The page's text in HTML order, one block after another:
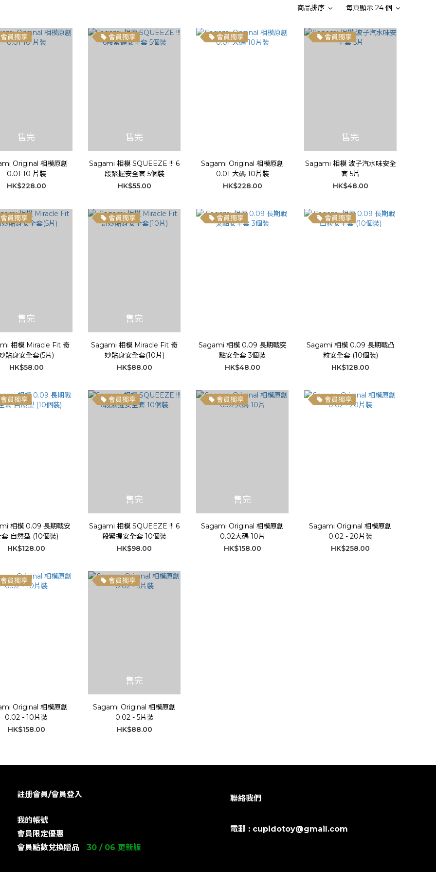
商品排序 每頁顯示 24 個
會員獨享
售完
Original 相模原創
0.01 10 片裝
HK$228.00
會員獨享
售完
Sagami 相模 SQUEEZE !!! 6
段緊握安全套 5個裝
HK$55.00
會員獨享
Sagami Original 相模原創
0.01 大碼 10片裝
HK$228.00
會員獨享
售完
Sagami 相模 波子汽水味安全
套 5片
HK$48.00
會員獨享
售完
相模 Miracle Fit 奇
貼身安全套(5片)
HK$58.00
會員獨享
售完
Sagami 相模 Miracle Fit 奇
妙貼身安全套(10片)
HK$88.00
會員獨享
Sagami 相模 0.09 長期戰突
點安全套 3個裝
HK$48.00
會員獨享
Sagami 相模 0.09 長期戰凸
粒安全套 (10個裝)
HK$128.00
會員獨享
相模 0.09 長期戰安
自然型 (10個裝)
HK$128.00
會員獨享
售完
Sagami 相模 SQUEEZE !!! 6
段緊握安全套 10個裝
HK$98.00
會員獨享
售完
Sagami Original 相模原創
0.02大碼 10片
HK$158.00
會員獨享
Sagami Original 相模原創
0.02 - 20片裝
HK$258.00
會員獨享
Original 相模原創
0.02 - 10片裝
HK$158.00
會員獨享
售完
Sagami Original 相模原創
0.02 - 5片裝
HK$88.00
註册會員/會員登入
我的帳號
會員限定優惠
會員點數兌換贈品
30 / 06 更新版
聯絡我們
電郵 : cupidotoy@gmail.com